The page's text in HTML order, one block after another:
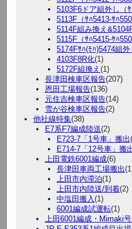
5103F6ドア組外し（ｻ
5113F（ｻﾊ5413-ｻﾊ
5114F組み換え
5115F（ｻﾊ5415-ｻﾊ
5174Fｻﾊ(ﾓﾊ)5474組外
4103F8R化(1)
5172F組換え (1)
長津田検車区報告(207)
恩田工場報告(136)
元住吉検車区報告(14)
雪が谷検車区報告(2)
他社線特集(38)
E7系F7編成陸送(2)
E723-7「1号車」搬出
E714-7「12号車」搬
上田電鉄6001編成(6)
長津田車両工場搬出
上田市内滞泊(1)
上田市内陸送/到着(2)
中塩田搬入(1)
6001編成試運転(1)
上田6001編成・Mimaki